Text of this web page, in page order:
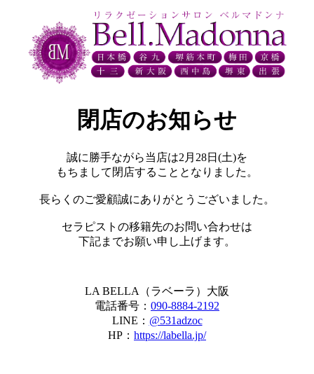
閉店のお知らせ
誠に勝手ながら当店は2月28日(土)を
もちまして閉店することとなりました。
長らくのご愛顧誠にありがとうございました。
セラピストの移籍先のお問い合わせは
下記までお願い申し上げます。
LA BELLA（ラベーラ）大阪
電話番号： 090-8884-2192
LINE： @531adzoc
HP： https://labella.jp/